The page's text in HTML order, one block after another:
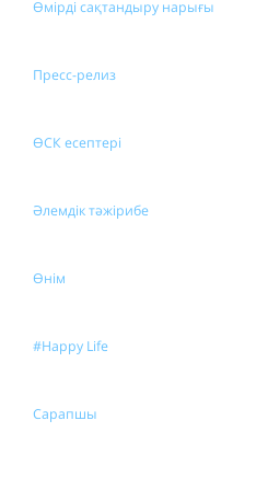
Өмірді сақтандыру нарығы
Пресс-релиз
ӨСК есептері
Әлемдік тәжірибе
Өнім
#Happy Life
Сарапшы